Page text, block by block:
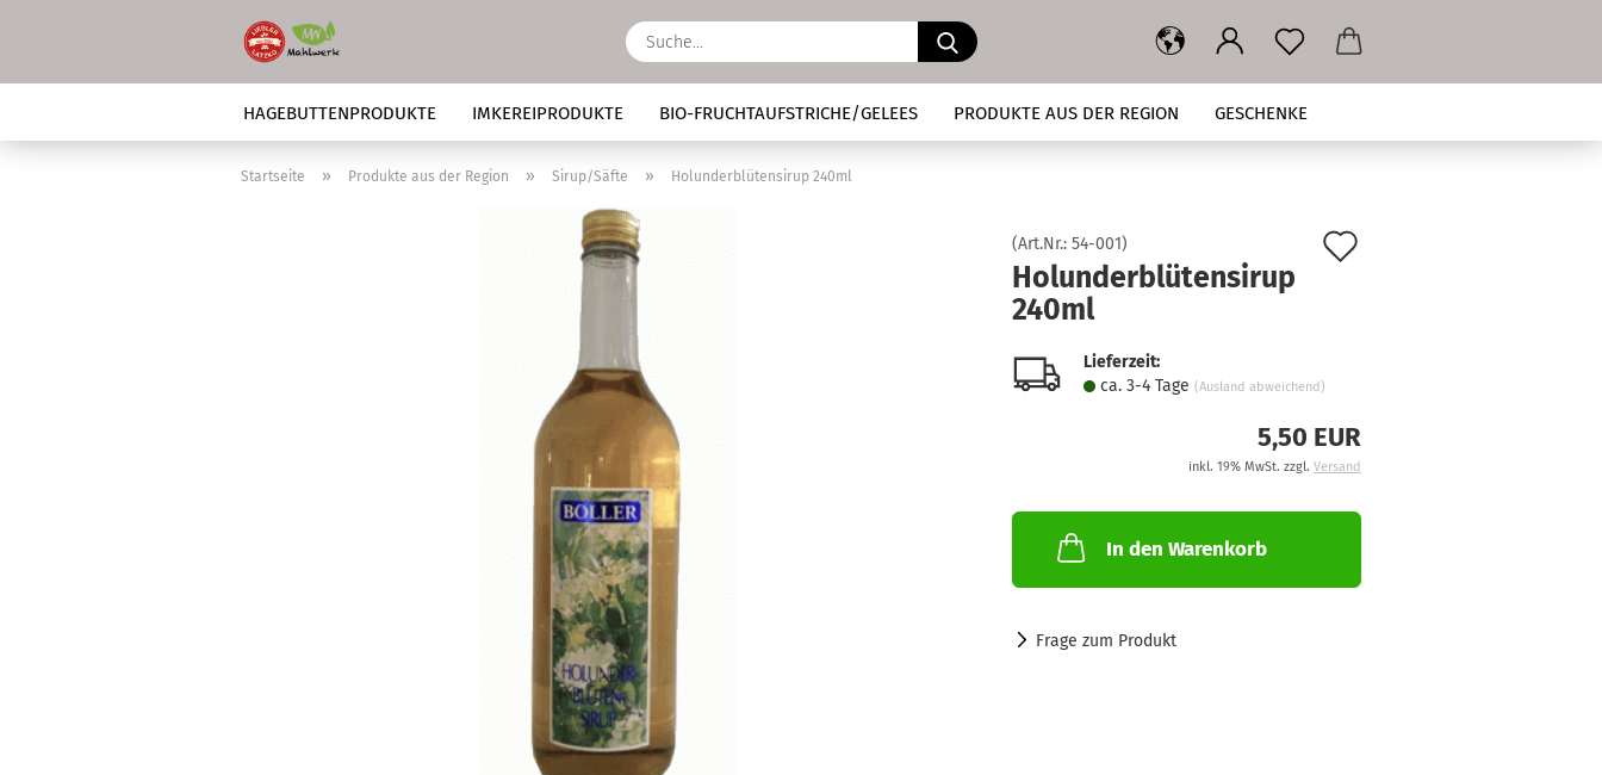
Suche...
HAGEBUTTENPRODUKTE IMKEREIPRODUKTE BIO-FRUCHTAUFSTRICHE/GELEES PRODUKTE AUS DER REGION GESCHENKE
NUR FÜR KURZE ZEIT
Startseite » Produkte aus der Region » Sirup/Säfte » Holunderblütensirup 240ml
(Art.Nr.: 54-001)
Holunderblütensirup
240ml
Lieferzeit:
ca. 3-4 Tage (Ausland abweichend)
5,50 EUR
inkl. 19% MwSt. zzgl. Versand
In den Warenkorb
Frage zum Produkt